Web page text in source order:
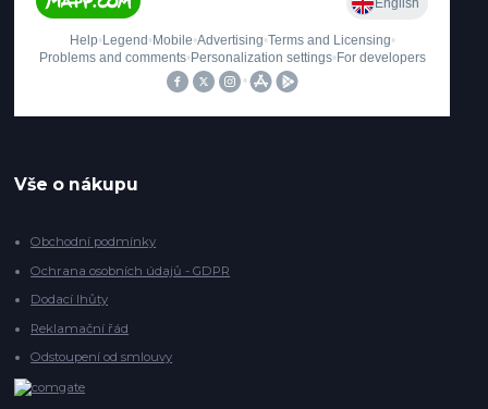
Vše o nákupu
Obchodní podmínky
Ochrana osobních údajů - GDPR
Dodací lhůty
Reklamační řád
Odstoupení od smlouvy